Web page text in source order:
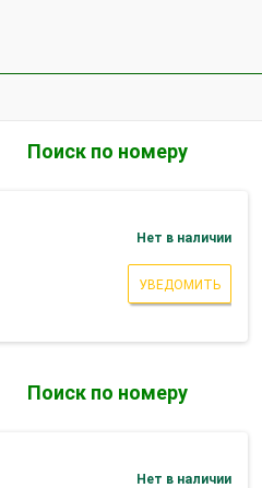
Поиск по номеру
Нет в наличии
УВЕДОМИТЬ
Поиск по номеру
Нет в наличии